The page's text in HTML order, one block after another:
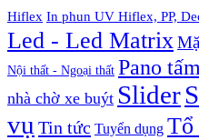
Hiflex In phun UV Hiflex, PP,
Led - Led Matrix
Nội thất - Ngoại thất Pano
nhà chờ xe buýt Slider
vụ Tin tức Tuyển dụng Tổ